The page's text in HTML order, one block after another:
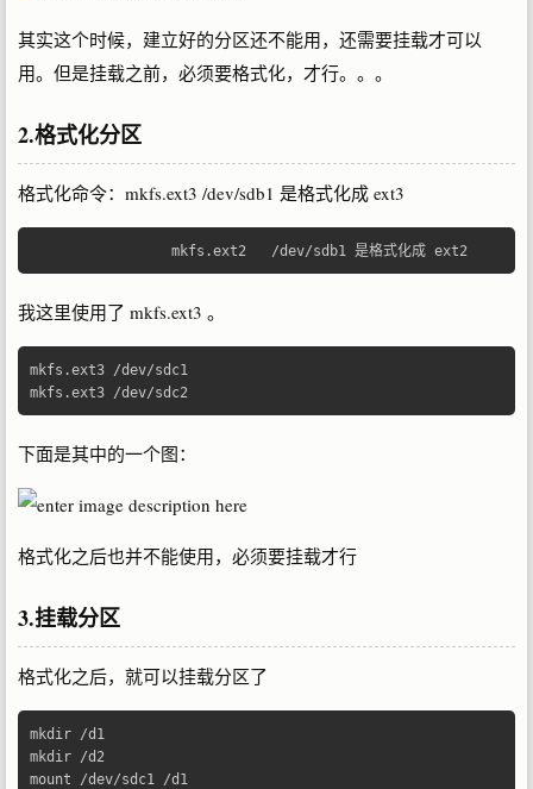
其实这个时候，建立好的分区还不能用，还需要挂载才可以
用。但是挂载之前，必须要格式化，才行。。。
2.格式化分区
格式化命令：mkfs.ext3 /dev/sdb1 是格式化成 ext3
                 mkfs
.ext2 /dev/sdb1 是格式化成 ext2
我这里使用了 mkfs.ext3 。
mkfs .ext3 /dev/sdc1
mkfs .ext3 /dev/sdc2
下面是其中的一个图：
格式化之后也并不能使用，必须要挂载才行
3.挂载分区
格式化之后，就可以挂载分区了
mkdir /d1
mkdir /d2
mount /dev/sdc1 /d1